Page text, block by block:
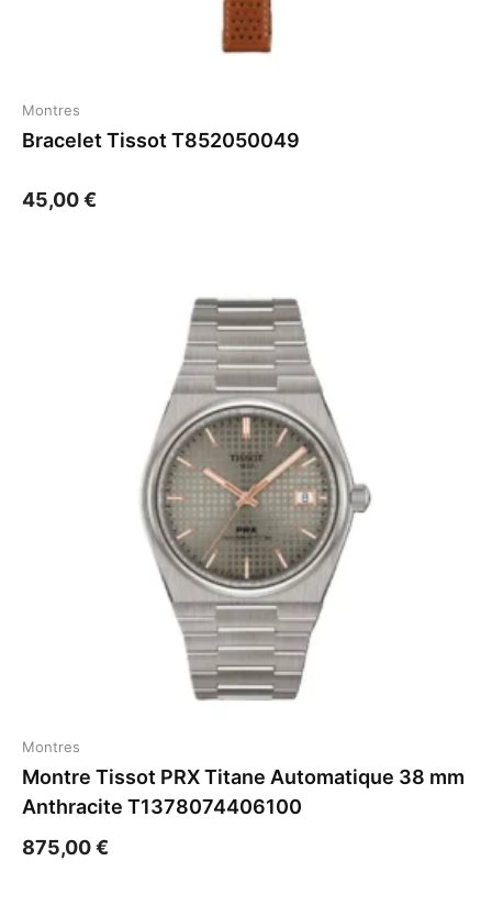
Montres
Bracelet Tissot T852050049
45,00€
Montres
Montre Tissot PRX Titane Automatique 38 mm
Anthracite T1378074406100
875,00€